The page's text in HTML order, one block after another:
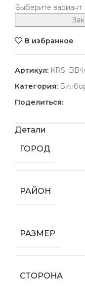
Выберите вариант
В избранное
Артикул:
Категория:
Поделиться:
Детали
ГОРОД
РАЙОН
РАЗМЕР
СТОРОНА